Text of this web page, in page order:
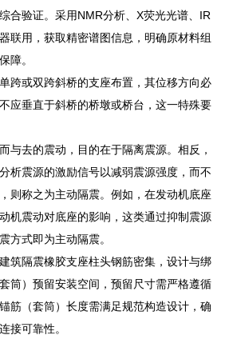
合验证。采用NMR分析、X荧光光谱、IR
联用，获取精密谱图信息，明确原材料组
障。
跨或双跨斜桥的支座布置，其位移方向必
应垂直于斜桥的桥墩或桥台，这一特殊要
与去的震动，目的在于隔离震源。相反，
析震源的激励信号以减弱震源强度，而不
则称之为主动隔震。例如，在发动机底座
机震动对底座的影响，这类通过抑制震源
方式即为主动隔震。
筑隔震橡胶支座柱头钢筋密集，设计与绑
筒）预留安装空间，预留尺寸需严格遵循
筋（套筒）长度需满足规范构造设计，确
接可靠性。